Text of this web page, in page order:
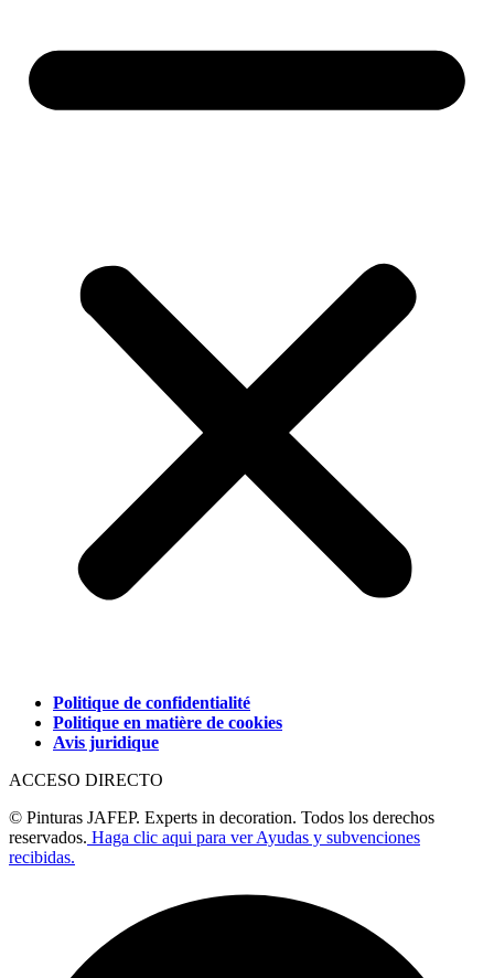
Politique de confidentialité
Politique en matière de cookies
Avis juridique
ACCESO DIRECTO
© Pinturas JAFEP. Experts in decoration. Todos los derechos
reservados. Haga clic aqui para ver Ayudas y subvenciones
recibidas.